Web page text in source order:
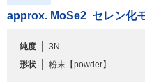
approx. MoSe2 セレン化
純度
3N
形状
粉末 【powder】